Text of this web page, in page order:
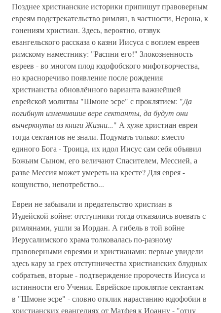
Позднее христианские историки припишут правоверным
евреям подстрекательство римлян, в частности, Нерона, к
гонениям христиан. Здесь, вероятно, отзвук
евангельского рассказа о казни Иисуса с воплем евреев
римскому наместнику: "Распни его!" Злокозненность
евреев - во многом плод юдофобского мифотворчества,
но красноречиво появление после рождения
христианства обновлённого варианта важнейшей
еврейской молитвы "Шмоне эсре" с проклятием: "Да
погибнут изменившие вере сектанты, да будут они
вычеркнуты из книги Жизни..." А хуже христиан евреи
тогда сектантов не знали. Подумать только: вместо
единого Бога - Троица, их идол Иисус сам себя объявил
Божьим Сыном, его величают Спасителем, Мессией, а
разве Мессия может умереть на кресте? Для еврея -
кощунство, непотребство...
Евреи не забывали и предательство христиан в
Иудейской войне: отступники тогда отказались воевать с
римлянами, ушли за Иордан. А гибель в той войне
Иерусалимского храма толковалась по-разному
правоверными евреями и христианами: первые увидели
здесь кару за грех отступничества христианских блудных
собратьев, вторые - подтверждение пророчеств Иисуса и
истинности его Учения. Еврейское проклятие сектантам
в "Шмоне эсре" - словно отклик нарастанию юдофобии в
христианских евангелиях от Матфея к Иоанну - "отцу